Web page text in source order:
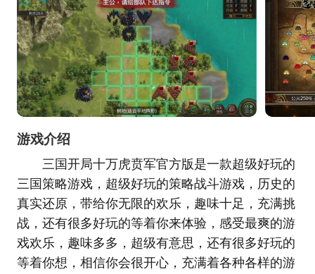
游戏介绍
三国开局十万虎贲军官方版是一款超级好玩的
三国策略游戏，超级好玩的策略战斗游戏，历史的
真实还原，带给你无限的欢乐，趣味十足，充满挑
战，还有很多好玩的等着你来体验，感受最爽的游
戏欢乐，趣味多多，超级有意思，还有很多好玩的
等着你想，相信你会很开心，充满着各种各样的游